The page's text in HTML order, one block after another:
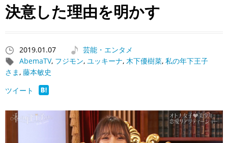
決意した理由を明かす
2019.01.07
芸能・エンタメ
AbemaTV, フジモン, ユッキーナ, 木下優樹菜, 私の年下王子
さま, 藤本敏史
ツイート